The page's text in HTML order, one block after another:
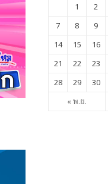
« พ.ย.
1 2
7
8 9
14
15 16
21
22 23
28
29 30